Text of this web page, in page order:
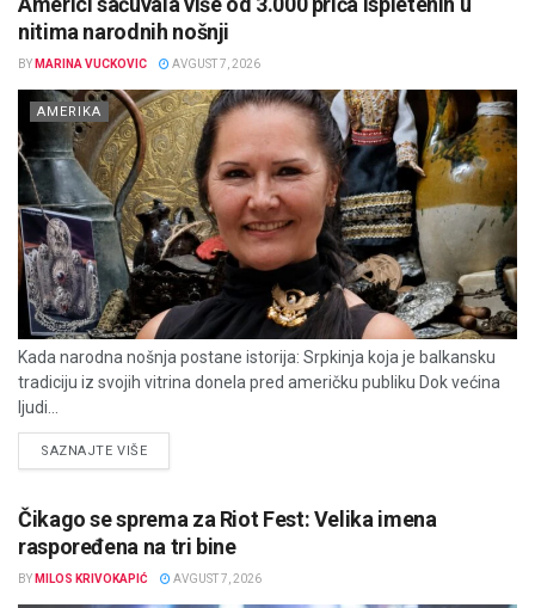
nitima narodnih nošnji
BY MARINA VUCKOVIC AVGUST 7, 2026
AMERIKA
Kada narodna nošnja postane istorija: Srpkinja koja je balkansku
tradiciju iz svojih vitrina donela pred američku publiku Dok većina
ljudi...
SAZNAJTE VIŠEDETAILS
Čikago se sprema za Riot Fest: Velika imena
raspoređena na tri bine
BY MILOS KRIVOKAPIĆ AVGUST 7, 2026